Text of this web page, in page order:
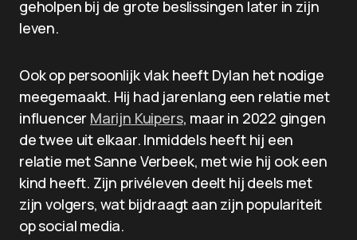
geholpen bij de grote beslissingen later in zijn
leven.
Ook op persoonlijk vlak heeft Dylan het nodige
meegemaakt. Hij had jarenlang een relatie met
influencer Marijn Kuipers, maar in 2022 gingen
de twee uit elkaar. Inmiddels heeft hij een
relatie met Sanne Verbeek, met wie hij ook een
kind heeft. Zijn privéleven deelt hij deels met
zijn volgers, wat bijdraagt aan zijn populariteit
op social media.